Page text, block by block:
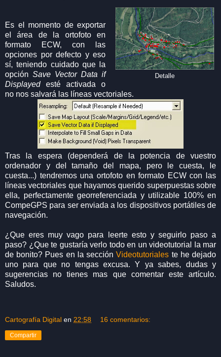
Detalle
Es el momento de exportar
el área de la ortofoto en
formato ECW, con las
opciones por defecto y eso
sí, teniendo cuidado que la
opciónSave Vector Data if
Displayed esté activada o
no nos salvará las líneas vectoriales.
Tras la espera (dependerá de la potencia de vuestro
ordenador y del tamaño del mapa, pero le cuesta, le
cuesta...) tendremos una ortofoto en formato ECW con las
líneas vectoriales que hayamos querido superpuestas sobre
ella, perfectamente georreferenciada y utilizable 100% en
CompeGPS para ser enviada a los dispositivos portátiles de
navegación.
¿Que eres muy vago para leerte esto y seguirlo paso a
paso? ¿Que te gustaría verlo todo en un videotutorial la mar
de bonito? Pues en la secciónVideotutoriales te he dejado
uno para que no tengas excusa. Y ya sabes, dudas y
sugerencias no tienes mas que comentar este artículo.
Saludos.
Cartografía Digital en 22:58 16 comentarios:
Compartir